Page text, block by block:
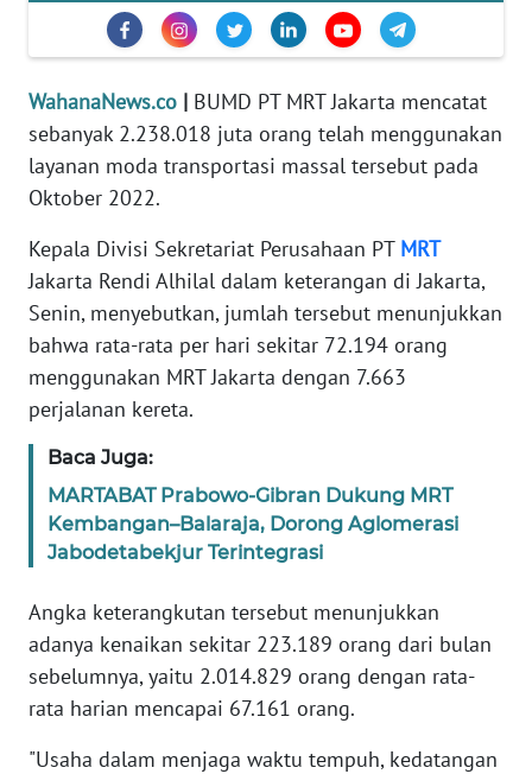
WahanaNews.co | BUMD PT MRT Jakarta mencatat
sebanyak 2.238.018 juta orang telah menggunakan
layanan moda transportasi massal tersebut pada
Oktober 2022.
Kepala Divisi Sekretariat Perusahaan PT MRT
Jakarta Rendi Alhilal dalam keterangan di Jakarta,
Senin, menyebutkan, jumlah tersebut menunjukkan
bahwa rata-rata per hari sekitar 72.194 orang
menggunakan MRT Jakarta dengan 7.663
perjalanan kereta.
Baca Juga:
MARTABAT Prabowo-Gibran Dukung MRT
Kembangan–Balaraja, Dorong Aglomerasi
Jabodetabekjur Terintegrasi
Angka keterangkutan tersebut menunjukkan
adanya kenaikan sekitar 223.189 orang dari bulan
sebelumnya, yaitu 2.014.829 orang dengan rata-
rata harian mencapai 67.161 orang.
"Usaha dalam menjaga waktu tempuh, kedatangan
OLAHRAGA
OPINI
EDITORIAL
Informasi
INDEKS
BERITA
KONTAK
KAMI
INFO
IKLAN
PEDOMAN
MEDIA
SIBER